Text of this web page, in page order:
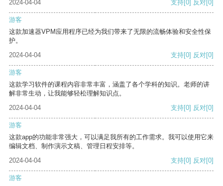
2024-04-04 支持[0] 反对[0]
游客
这款加速器VPM应用程序已经为我们带来了无限的流畅体验和安全性保
护。
2024-04-04
支持[0] 反对[0]
游客
这款学习软件的课程内容非常丰富，涵盖了各个学科的知识。老师的讲
解非常生动，让我能够轻松理解知识点。
2024-04-04
支持[0] 反对[0]
游客
这款app的功能非常强大，可以满足我所有的工作需求。我可以使用它来
编辑文档、制作演示文稿、管理日程安排等。
2024-04-04
支持[0] 反对[0]
游客